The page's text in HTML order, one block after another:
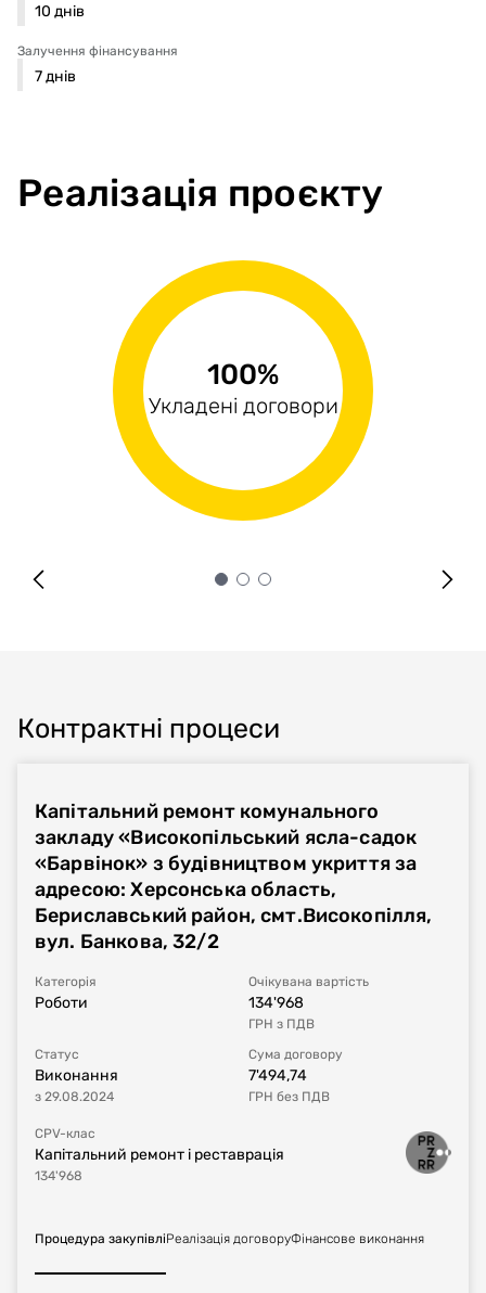
10 днів
Залучення фінансування
7днів
Реалізація проєкту
100%
Укладені договори
100%
Виконані поставки
0%
Оплачені рахунки
Контрактні процеси
Капітальний ремонт комунального
закладу «Високопільський ясла-садок
«Барвінок» з будівництвом укриття за
адресою: Херсонська область,
Бериславський район, смт.Високопілля,
вул. Банкова, 32/2
Категорія
Роботи
Очікувана вартість
134'968
ГРН з ПДВ
Статус
Виконання
з 29.08.2024
Сума договору
7'494,74
ГРН без ПДВ
CPV-клас
Капітальний ремонт і реставрація
134'968
Процедура закупівліРеалізація договоруФінансове виконання